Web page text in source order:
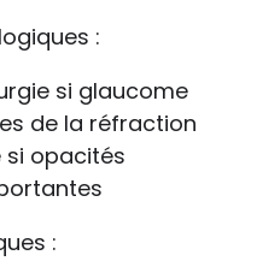
:
si glaucome
de la réfraction
opacités
: